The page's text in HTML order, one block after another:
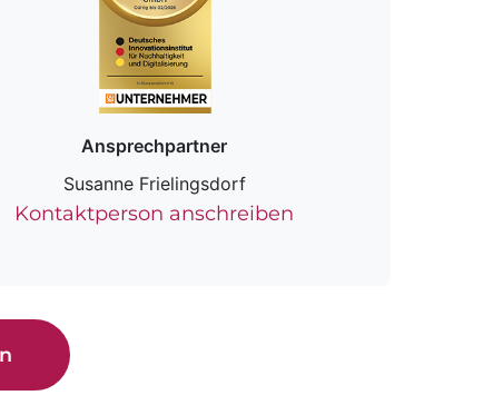
Ansprechpartner
Susanne Frielingsdorf
Kontaktperson anschreiben